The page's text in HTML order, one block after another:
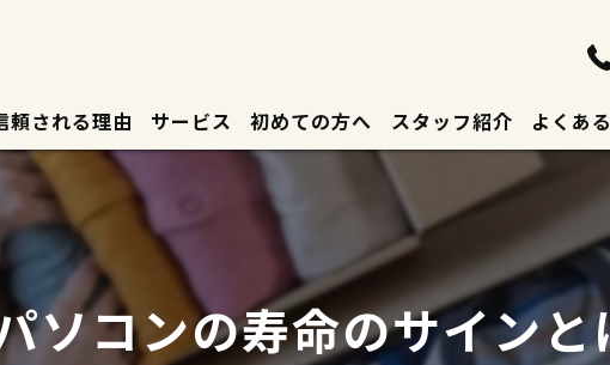
頼される理由 サービス 初めての方へ スタッフ紹介 よくあ
ソコンの寿命のサインと